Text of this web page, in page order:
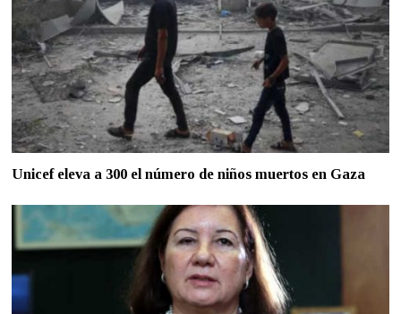
Unicef eleva a 300 el número de niños muertos en Gaza